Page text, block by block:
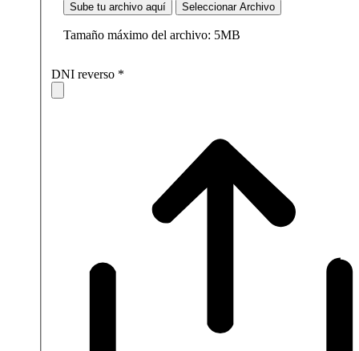
Sube tu archivo aquí Seleccionar Archivo
Tamaño máximo del archivo: 5MB
DNI reverso *